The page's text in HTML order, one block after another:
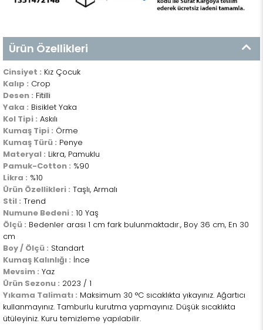
Ürün Özellikleri
Cinsiyet : Kız Çocuk
Kalıp : Crop
Desen : Fitilli
Yaka : Bisiklet Yaka
Kol Tipi : Askılı
Kumaş Tipi : Örme
Kumaş Türü : Penye
Materyal : Likra, Pamuklu
Pamuk-Cotton : %90
Likra : %10
Ürün Özellikleri : Taşlı, Armalı
Stil : Trend
Numune Bedeni : 10 Yaş
Ölçü : Bedenler arası 1 cm fark bulunmaktadır., Boy 36 cm, En 30
cm
Boy / Ölçü : Standart
Kumaş Kalınlığı : İnce
Mevsim : Yaz
Ürün Sezonu : 2023 / 1
Yıkama Talimatı : Maksimum 30 °C sıcaklıkta yıkayınız. Ağartıcı
kullanmayınız. Tamburlu kurutma yapmayınız. Düşük sıcaklıkta
ütüleyiniz. Kuru temizleme yapılabilir.